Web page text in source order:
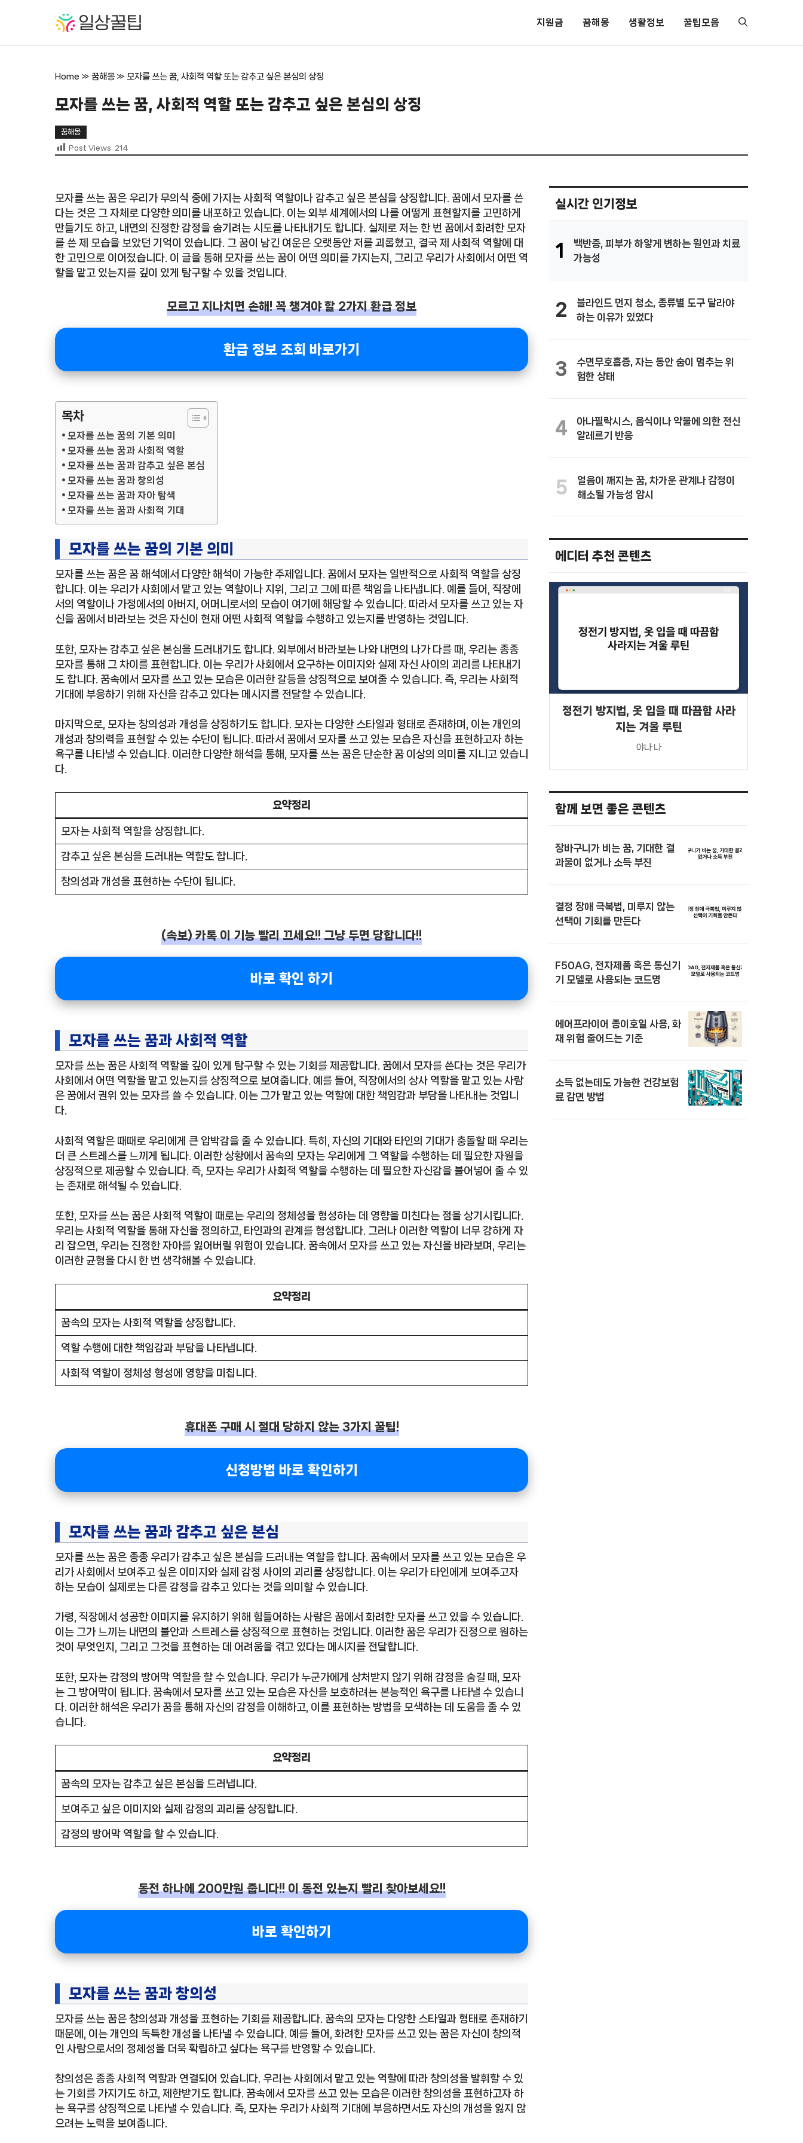
지원금 꿈해몽 생활정보 꿀팁모음
Home » 꿈해몽 » 모자를 쓰는 꿈, 사회적 역할 또는 감추고 싶은 본심의 상징
모자를 쓰는 꿈, 사회적 역할 또는 감추고 싶은 본심의 상징
꿈해몽
Post Views: 214
모자를 쓰는 꿈은 우리가 무의식 중에 가지는 사회적 역할이나 감추고 싶은 본심을 상징합니다. 꿈에서 모자를 쓴
다는 것은 그 자체로 다양한 의미를 내포하고 있습니다. 이는 외부 세계에서의 나를 어떻게 표현할지를 고민하게
만들기도 하고, 내면의 진정한 감정을 숨기려는 시도를 나타내기도 합니다. 실제로 저는 한 번 꿈에서 화려한 모자
를 쓴 제 모습을 보았던 기억이 있습니다. 그 꿈이 남긴 여운은 오랫동안 저를 괴롭혔고, 결국 제 사회적 역할에 대
한 고민으로 이어졌습니다. 이 글을 통해 모자를 쓰는 꿈이 어떤 의미를 가지는지, 그리고 우리가 사회에서 어떤 역
할을 맡고 있는지를 깊이 있게 탐구할 수 있을 것입니다.
모르고 지나치면 손해! 꼭 챙겨야 할 2가지 환급 정보
환급 정보 조회 바로가기
목차
모자를 쓰는 꿈의 기본 의미
모자를 쓰는 꿈과 사회적 역할
모자를 쓰는 꿈과 감추고 싶은 본심
모자를 쓰는 꿈과 창의성
모자를 쓰는 꿈과 자아 탐색
모자를 쓰는 꿈과 사회적 기대
모자를 쓰는 꿈의 기본 의미
모자를 쓰는 꿈은 꿈 해석에서 다양한 해석이 가능한 주제입니다. 꿈에서 모자는 일반적으로 사회적 역할을 상징
합니다. 이는 우리가 사회에서 맡고 있는 역할이나 지위, 그리고 그에 따른 책임을 나타냅니다. 예를 들어, 직장에
서의 역할이나 가정에서의 아버지, 어머니로서의 모습이 여기에 해당할 수 있습니다. 따라서 모자를 쓰고 있는 자
신을 꿈에서 바라보는 것은 자신이 현재 어떤 사회적 역할을 수행하고 있는지를 반영하는 것입니다.
또한, 모자는 감추고 싶은 본심을 드러내기도 합니다. 외부에서 바라보는 나와 내면의 나가 다를 때, 우리는 종종
모자를 통해 그 차이를 표현합니다. 이는 우리가 사회에서 요구하는 이미지와 실제 자신 사이의 괴리를 나타내기
도 합니다. 꿈속에서 모자를 쓰고 있는 모습은 이러한 갈등을 상징적으로 보여줄 수 있습니다. 즉, 우리는 사회적
기대에 부응하기 위해 자신을 감추고 있다는 메시지를 전달할 수 있습니다.
마지막으로, 모자는 창의성과 개성을 상징하기도 합니다. 모자는 다양한 스타일과 형태로 존재하며, 이는 개인의
개성과 창의력을 표현할 수 있는 수단이 됩니다. 따라서 꿈에서 모자를 쓰고 있는 모습은 자신을 표현하고자 하는
욕구를 나타낼 수 있습니다. 이러한 다양한 해석을 통해, 모자를 쓰는 꿈은 단순한 꿈 이상의 의미를 지니고 있습니
다.
요약정리
모자는 사회적 역할을 상징합니다.
감추고 싶은 본심을 드러내는 역할도 합니다.
창의성과 개성을 표현하는 수단이 됩니다.
(속보) 카톡 이 기능 빨리 끄세요!! 그냥 두면 당합니다!!
바로 확인 하기
모자를 쓰는 꿈과 사회적 역할
모자를 쓰는 꿈은 사회적 역할을 깊이 있게 탐구할 수 있는 기회를 제공합니다. 꿈에서 모자를 쓴다는 것은 우리가
사회에서 어떤 역할을 맡고 있는지를 상징적으로 보여줍니다. 예를 들어, 직장에서의 상사 역할을 맡고 있는 사람
은 꿈에서 권위 있는 모자를 쓸 수 있습니다. 이는 그가 맡고 있는 역할에 대한 책임감과 부담을 나타내는 것입니
다.
사회적 역할은 때때로 우리에게 큰 압박감을 줄 수 있습니다. 특히, 자신의 기대와 타인의 기대가 충돌할 때 우리는
더 큰 스트레스를 느끼게 됩니다. 이러한 상황에서 꿈속의 모자는 우리에게 그 역할을 수행하는 데 필요한 자원을
상징적으로 제공할 수 있습니다. 즉, 모자는 우리가 사회적 역할을 수행하는 데 필요한 자신감을 불어넣어 줄 수 있
는 존재로 해석될 수 있습니다.
또한, 모자를 쓰는 꿈은 사회적 역할이 때로는 우리의 정체성을 형성하는 데 영향을 미친다는 점을 상기시킵니다.
우리는 사회적 역할을 통해 자신을 정의하고, 타인과의 관계를 형성합니다. 그러나 이러한 역할이 너무 강하게 자
리 잡으면, 우리는 진정한 자아를 잃어버릴 위험이 있습니다. 꿈속에서 모자를 쓰고 있는 자신을 바라보며, 우리는
이러한 균형을 다시 한 번 생각해볼 수 있습니다.
요약정리
꿈속의 모자는 사회적 역할을 상징합니다.
역할 수행에 대한 책임감과 부담을 나타냅니다.
사회적 역할이 정체성 형성에 영향을 미칩니다.
휴대폰 구매 시 절대 당하지 않는 3가지 꿀팁!
신청방법 바로 확인하기
모자를 쓰는 꿈과 감추고 싶은 본심
모자를 쓰는 꿈은 종종 우리가 감추고 싶은 본심을 드러내는 역할을 합니다. 꿈속에서 모자를 쓰고 있는 모습은 우
리가 사회에서 보여주고 싶은 이미지와 실제 감정 사이의 괴리를 상징합니다. 이는 우리가 타인에게 보여주고자
하는 모습이 실제로는 다른 감정을 감추고 있다는 것을 의미할 수 있습니다.
가령, 직장에서 성공한 이미지를 유지하기 위해 힘들어하는 사람은 꿈에서 화려한 모자를 쓰고 있을 수 있습니다.
이는 그가 느끼는 내면의 불안과 스트레스를 상징적으로 표현하는 것입니다. 이러한 꿈은 우리가 진정으로 원하는
것이 무엇인지, 그리고 그것을 표현하는 데 어려움을 겪고 있다는 메시지를 전달합니다.
또한, 모자는 감정의 방어막 역할을 할 수 있습니다. 우리가 누군가에게 상처받지 않기 위해 감정을 숨길 때, 모자
는 그 방어막이 됩니다. 꿈속에서 모자를 쓰고 있는 모습은 자신을 보호하려는 본능적인 욕구를 나타낼 수 있습니
다. 이러한 해석은 우리가 꿈을 통해 자신의 감정을 이해하고, 이를 표현하는 방법을 모색하는 데 도움을 줄 수 있
습니다.
요약정리
꿈속의 모자는 감추고 싶은 본심을 드러냅니다.
보여주고 싶은 이미지와 실제 감정의 괴리를 상징합니다.
감정의 방어막 역할을 할 수 있습니다.
동전 하나에 200만원 줍니다!! 이 동전 있는지 빨리 찾아보세요!!
바로 확인하기
모자를 쓰는 꿈과 창의성
모자를 쓰는 꿈은 창의성과 개성을 표현하는 기회를 제공합니다. 꿈속의 모자는 다양한 스타일과 형태로 존재하기
때문에, 이는 개인의 독특한 개성을 나타낼 수 있습니다. 예를 들어, 화려한 모자를 쓰고 있는 꿈은 자신이 창의적
인 사람으로서의 정체성을 더욱 확립하고 싶다는 욕구를 반영할 수 있습니다.
창의성은 종종 사회적 역할과 연결되어 있습니다. 우리는 사회에서 맡고 있는 역할에 따라 창의성을 발휘할 수 있
는 기회를 가지기도 하고, 제한받기도 합니다. 꿈속에서 모자를 쓰고 있는 모습은 이러한 창의성을 표현하고자 하
는 욕구를 상징적으로 나타낼 수 있습니다. 즉, 모자는 우리가 사회적 기대에 부응하면서도 자신의 개성을 잃지 않
으려는 노력을 보여줍니다.
실시간 인기정보
1
백반증, 피부가 하얗게 변하는 원인과 치료
가능성
2
블라인드 먼지 청소, 종류별 도구 달라야
하는 이유가 있었다
3
수면무호흡증, 자는 동안 숨이 멈추는 위
험한 상태
4
아나필락시스, 음식이나 약물에 의한 전신
알레르기 반응
5
얼음이 깨지는 꿈, 차가운 관계나 감정이
해소될 가능성 암시
에디터 추천 콘텐츠
정전기 방지법, 옷 입을 때 따끔함 사라
지는 겨울 루틴
야나 나
함께 보면 좋은 콘텐츠
장바구니가 비는 꿈, 기대한 결
과물이 없거나 소득 부진
결정 장애 극복법, 미루지 않는
선택이 기회를 만든다
F50AG, 전자제품 혹은 통신기
기 모델로 사용되는 코드명
에어프라이어 종이호일 사용, 화
재 위험 줄어드는 기준
소득 없는데도 가능한 건강보험
료 감면 방법